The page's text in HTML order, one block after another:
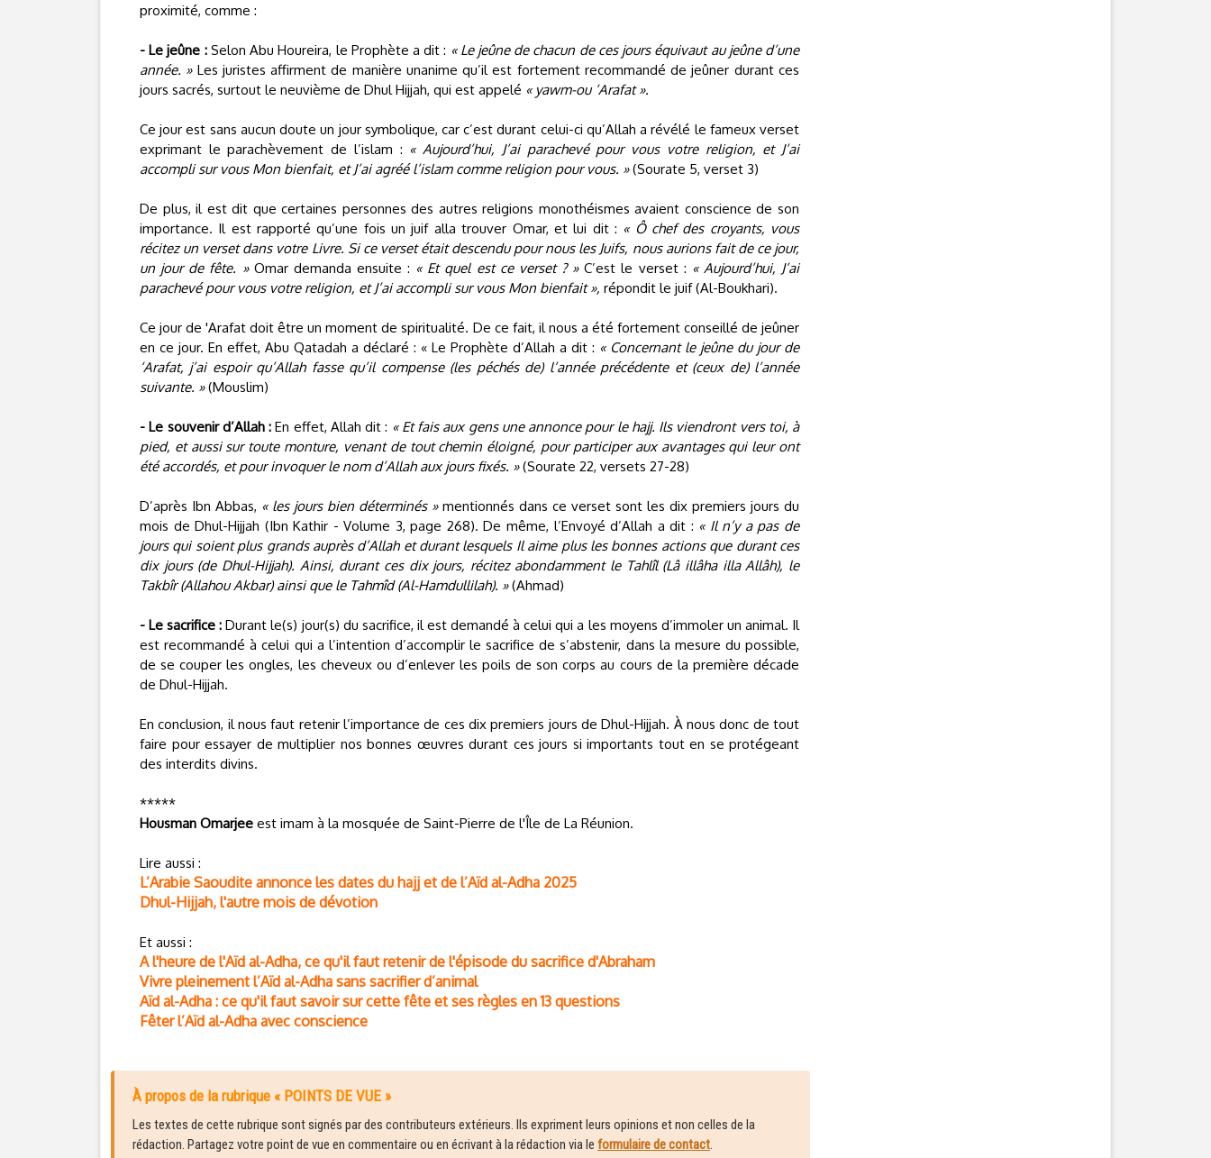
proximité, comme :
- Le jeûne :Selon Abu Houreira, le Prophète a dit : « Le jeûne de chacun de ces jours équivaut au jeûne d’une
année. »Les juristes affirment de manière unanime qu’il est fortement recommandé de jeûner durant ces
jours sacrés, surtout le neuvième de Dhul Hijjah, qui est appelé « yawm-ou ‘Arafat ».
Ce jour est sans aucun doute un jour symbolique, car c’est durant celui-ci qu’Allah a révélé le fameux verset
exprimant le parachèvement de l’islam : « Aujourd’hui, J’ai parachevé pour vous votre religion, et J’ai
accompli sur vous Mon bienfait, et J’ai agréé l’islam comme religion pour vous. »(Sourate 5, verset 3)
De plus, il est dit que certaines personnes des autres religions monothéismes avaient conscience de son
importance. Il est rapporté qu’une fois un juif alla trouver Omar, et lui dit : « Ô chef des croyants, vous
récitez un verset dans votre Livre. Si ce verset était descendu pour nous les Juifs, nous aurions fait de ce jour,
un jour de fête. »Omar demanda ensuite : « Et quel est ce verset ? »C’est le verset : « Aujourd’hui, J’ai
parachevé pour vous votre religion, et J’ai accompli sur vous Mon bienfait », répondit le juif (Al-Boukhari).
Ce jour de 'Arafat doit être un moment de spiritualité. De ce fait, il nous a été fortement conseillé de jeûner
en ce jour. En effet, Abu Qatadah a déclaré : « Le Prophète d’Allah a dit : « Concernant le jeûne du jour de
‘Arafat, j’ai espoir qu’Allah fasse qu’il compense (les péchés de) l’année précédente et (ceux de) l’année
suivante. »(Mouslim)
- Le souvenir d’Allah : En effet, Allah dit : « Et fais aux gens une annonce pour le hajj. Ils viendront vers toi, à
pied, et aussi sur toute monture, venant de tout chemin éloigné, pour participer aux avantages qui leur ont
été accordés, et pour invoquer le nom d’Allah aux jours fixés. »(Sourate 22, versets 27-28)
D’après Ibn Abbas, « les jours bien déterminés »mentionnés dans ce verset sont les dix premiers jours du
mois de Dhul-Hijjah (Ibn Kathir - Volume 3, page 268). De même, l’Envoyé d’Allah a dit : « Il n’y a pas de
jours qui soient plus grands auprès d’Allah et durant lesquels Il aime plus les bonnes actions que durant ces
dix jours (de Dhul-Hijjah). Ainsi, durant ces dix jours, récitez abondamment le Tahlîl (Lâ illâha illa Allâh), le
Takbîr (Allahou Akbar) ainsi que le Tahmîd (Al-Hamdullilah). »(Ahmad)
- Le sacrifice : Durant le(s) jour(s) du sacrifice, il est demandé à celui qui a les moyens d’immoler un animal. Il
est recommandé à celui qui a l’intention d’accomplir le sacrifice de s’abstenir, dans la mesure du possible,
de se couper les ongles, les cheveux ou d’enlever les poils de son corps au cours de la première décade
de Dhul-Hijjah.
En conclusion, il nous faut retenir l’importance de ces dix premiers jours de Dhul-Hijjah. À nous donc de tout
faire pour essayer de multiplier nos bonnes œuvres durant ces jours si importants tout en se protégeant
des interdits divins.
*****
Housman Omarjee est imam à la mosquée de Saint-Pierre de l'Île de La Réunion.
Lire aussi :
L’Arabie Saoudite annonce les dates du hajj et de l’Aïd al-Adha 2025
Dhul-Hijjah, l'autre mois de dévotion
Et aussi :
A l'heure de l'Aïd al-Adha, ce qu'il faut retenir de l'épisode du sacrifice d'Abraham
Vivre pleinement l’Aïd al-Adha sans sacrifier d’animal
Aïd al-Adha : ce qu'il faut savoir sur cette fête et ses règles en 13 questions
Fêter l’Aïd al-Adha avec conscience
À propos de la rubrique « POINTS DE VUE »
Les textes de cette rubrique sont signés par des contributeurs extérieurs. Ils expriment leurs opinions et non celles de la
rédaction. Partagez votre point de vue en commentaire ou en écrivant à la rédaction via le formulaire de contact.